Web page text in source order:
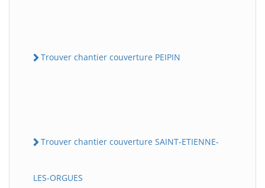
Trouver chantier couverture PEIPIN
Trouver chantier couverture SAINT-ETIENNE-
LES-ORGUES